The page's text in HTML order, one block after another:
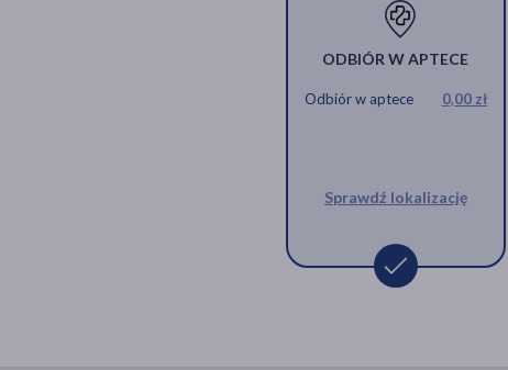
ODBIÓR W APTECE
Odbiór w aptece 0,00 zł
Sprawdź lokalizację